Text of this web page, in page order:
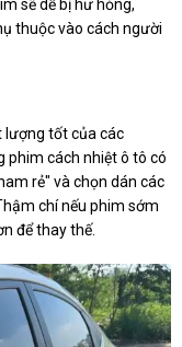
sẽ dễ bị hư hỏng,
thuộc vào cách người
lượng tốt của các
phim cách nhiệt ô tô có
rẻ" và chọn dán các
chí nếu phim sớm
để thay thế.